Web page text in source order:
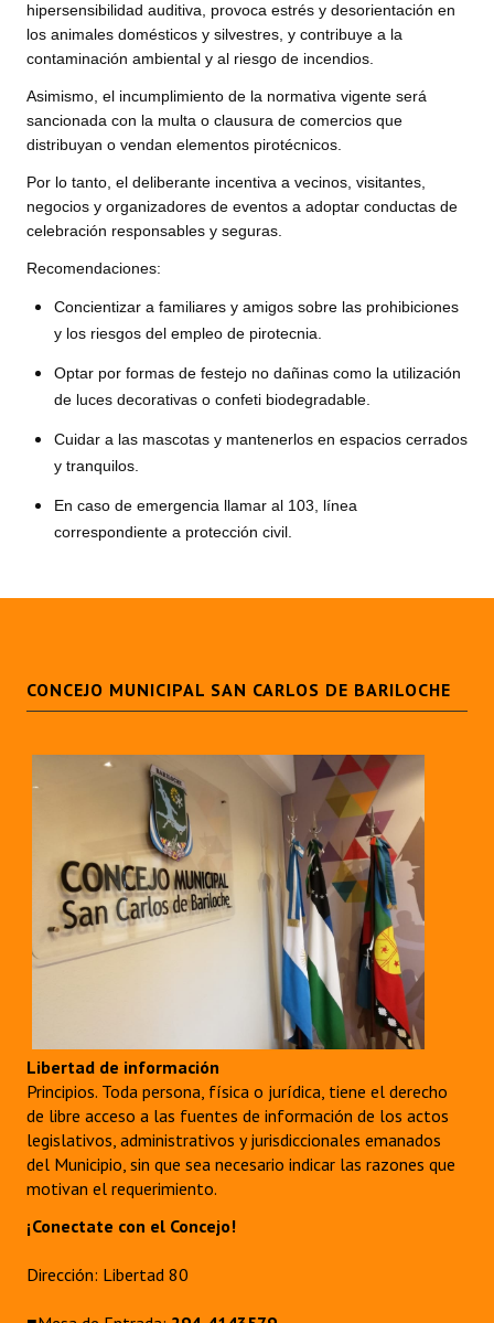
Ejecución Presupuestaria
Actas de Audiencias Públicas
NORMATIVA
Declaraciones
Resoluciones de Presidencia
Antiguos Pobladores
Noticias Destacadas
Datos Históricos
Periodistas Decanos - Registro
Ciudadano Ilustre - Registro
Banca del Vecino - Registro
Huéspedes de Honor - Registro
Antiguos Pobladores - Registro
Reconocimientos - Registro
REFORMA DE LA CARTA ORGÁNICA
hipersensibilidad auditiva, provoca estrés y desorientación en
los animales domésticos y silvestres, y contribuye a la
contaminación ambiental y al riesgo de incendios.
Asimismo, el incumplimiento de la normativa vigente será
sancionada con la multa o clausura de comercios que
distribuyan o vendan elementos pirotécnicos.
Por lo tanto, el deliberante incentiva a vecinos, visitantes,
negocios y organizadores de eventos a adoptar conductas de
celebración responsables y seguras.
Recomendaciones:
Concientizar a familiares y amigos sobre las prohibiciones
y los riesgos del empleo de pirotecnia.
Optar por formas de festejo no dañinas como la utilización
de luces decorativas o confeti biodegradable.
Cuidar a las mascotas y mantenerlos en espacios cerrados
y tranquilos.
En caso de emergencia llamar al 103, línea
correspondiente a protección civil.
CONCEJO MUNICIPAL SAN CARLOS DE BARILOCHE
Libertad de información
Principios. Toda persona, física o jurídica, tiene el derecho
de libre acceso a las fuentes de información de los actos
legislativos, administrativos y jurisdiccionales emanados
del Municipio, sin que sea necesario indicar las razones que
motivan el requerimiento.
¡Conectate con el Concejo!
Dirección: Libertad 80